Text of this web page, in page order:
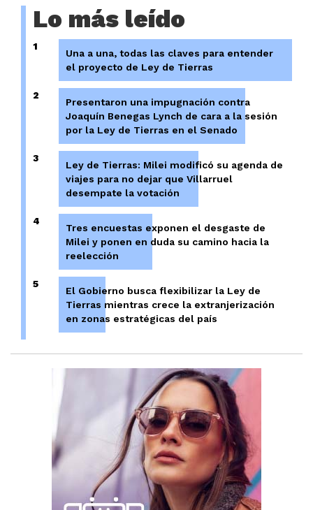
Lo más leído
1
Una a una, todas las claves para entender
el proyecto de Ley de Tierras
2
Presentaron una impugnación contra
Joaquín Benegas Lynch de cara a la sesión
por la Ley de Tierras en el Senado
3
Ley de Tierras: Milei modificó su agenda de
viajes para no dejar que Villarruel
desempate la votación
4
Tres encuestas exponen el desgaste de
Milei y ponen en duda su camino hacia la
reelección
5
El Gobierno busca flexibilizar la Ley de
Tierras mientras crece la extranjerización
en zonas estratégicas del país